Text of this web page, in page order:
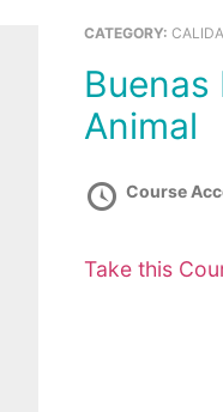
CATEGORY:
Buenas Prácticas y Normativa en Bienestar
Animal
Course
Take this